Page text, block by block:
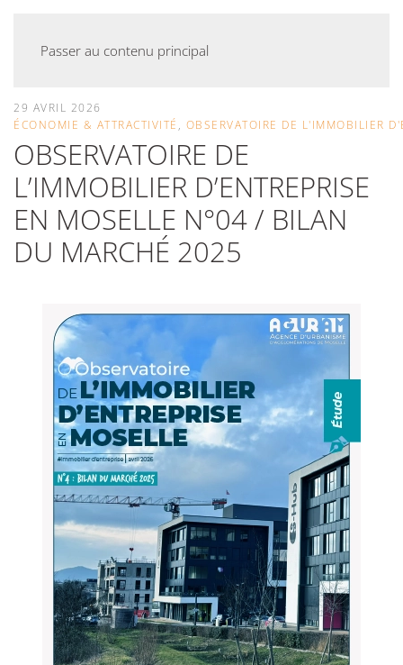
Passer au contenu principal
29 AVRIL 2026
ÉCONOMIE & ATTRACTIVITÉ , OBSERVATOIRE DE L'IMMOBILIER
OBSERVATOIRE DE
L’IMMOBILIER D’ENTREPRISE
EN MOSELLE N°04 / BILAN
DU MARCHÉ 2025